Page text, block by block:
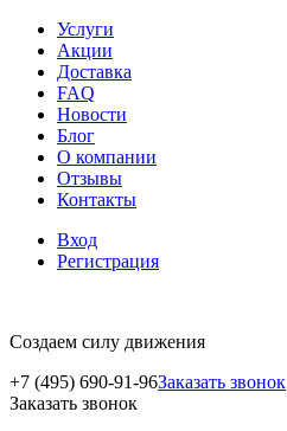
Услуги
Акции
Доставка
FAQ
Новости
Блог
О компании
Отзывы
Контакты
Вход
Регистрация
Создаем силу движения
+7 (495) 690-91-96Заказать звонок
Заказать звонок